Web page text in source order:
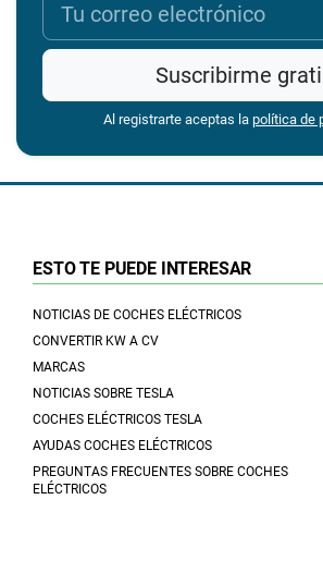
Suscribirme
Al registrarte aceptas la política de
ESTO TE PUEDE INTERESAR
NOTICIAS DE COCHES ELÉCTRICOS
CONVERTIR KW A CV
MARCAS
NOTICIAS SOBRE TESLA
COCHES ELÉCTRICOS TESLA
AYUDAS COCHES ELÉCTRICOS
PREGUNTAS FRECUENTES SOBRE COCHES
ELÉCTRICOS